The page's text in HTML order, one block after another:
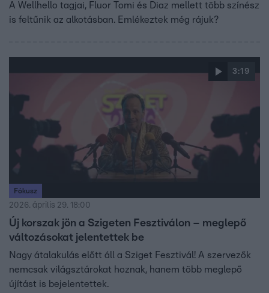
A Wellhello tagjai, Fluor Tomi és Diaz mellett több színész
is feltűnik az alkotásban. Emlékeztek még rájuk?
3:19
Fókusz
2026. április 29. 18:00
Új korszak jön a Szigeten Fesztiválon – meglepő
változásokat jelentettek be
Nagy átalakulás előtt áll a Sziget Fesztivál! A szervezők
nemcsak világsztárokat hoznak, hanem több meglepő
újítást is bejelentettek.